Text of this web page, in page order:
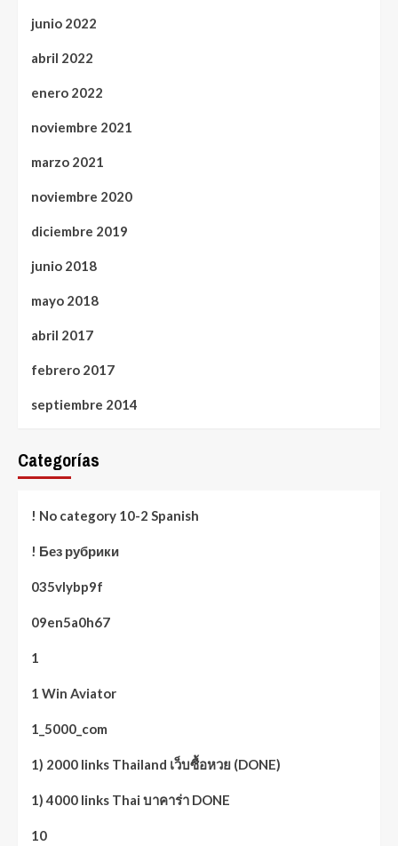
junio 2022
abril 2022
enero 2022
noviembre 2021
marzo 2021
noviembre 2020
diciembre 2019
junio 2018
mayo 2018
abril 2017
febrero 2017
septiembre 2014
Categorías
! No category 10-2 Spanish
! Без рубрики
035vlybp9f
09en5a0h67
1
1 Win Aviator
1_5000_com
1) 2000 links Thailand เว็บซื้อหวย (DONE)
1) 4000 links Thai บาคาร่า DONE
10